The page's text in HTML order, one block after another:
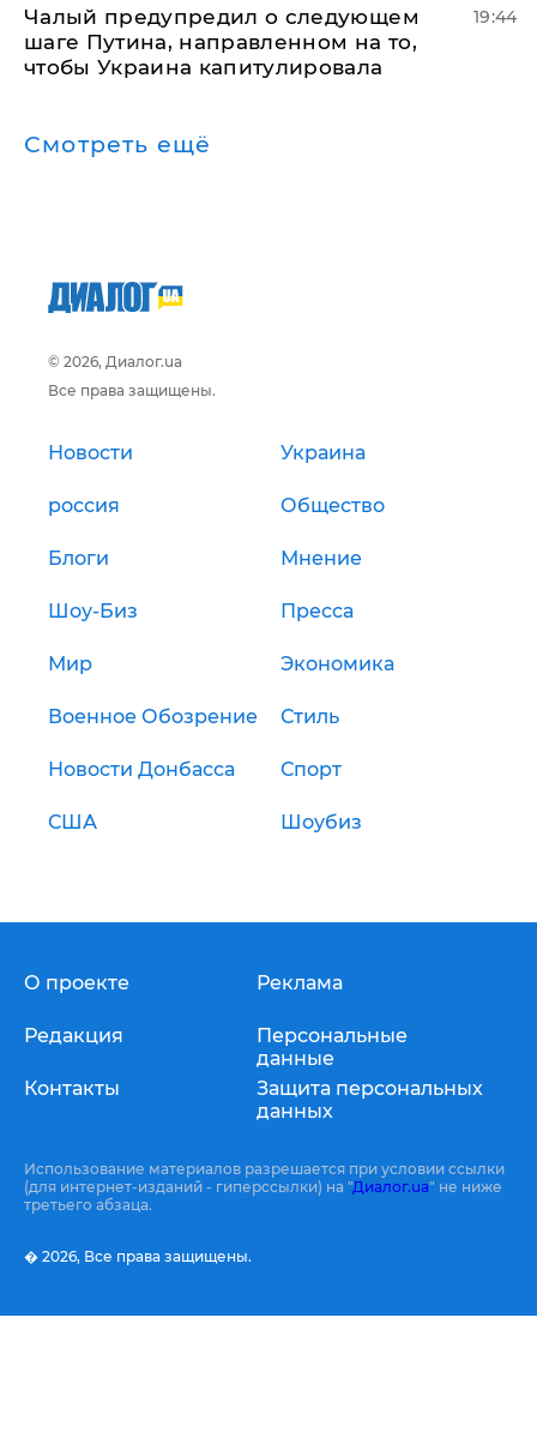
Чалый предупредил о следующем
шаге Путина, направленном на то,
чтобы Украина капитулировала
19:44
Смотреть ещё
© 2026, Диалог.ua
Все права защищены.
Новости Украина
россия Общество
Блоги Мнение
Шоу-Биз Пресса
Мир Экономика
Военное Обозрение Стиль
Новости Донбасса Спорт
США Шоубиз
О проекте
Редакция
Контакты
Реклама
Персональные
данные
Защита персональных
данных
Использование материалов разрешается при условии ссылки
(для интернет-изданий - гиперссылки) на "Диалог.ua" не ниже
третьего абзаца.
� 2026, Все права защищены.